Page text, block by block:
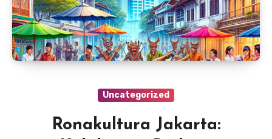
Uncategorized
Ronakultura Jakarta: